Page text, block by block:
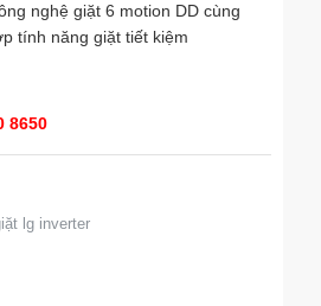
nghệ giặt 6 motion DD cùng
tính năng giặt tiết kiệm
8650
lg inverter